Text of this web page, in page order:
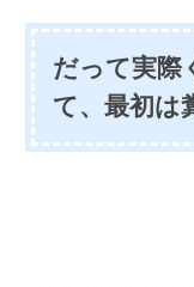
だって実際
て、最初は